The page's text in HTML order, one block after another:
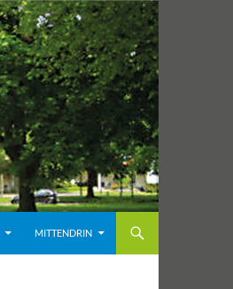
MITTENDRIN